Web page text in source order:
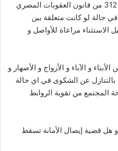
نص قانون العقوبات وفقا للمادة 312 من قانون العقوبات المصري
في حالة لو كانت متعلقة بين
مراعاة للأواصل و
و الآباء و الأزواج و الأصهار و
عن الشكوى في اي حالة
المجتمع من تقوية الروابط
و هل قضية إيصال الأمانة تسقط